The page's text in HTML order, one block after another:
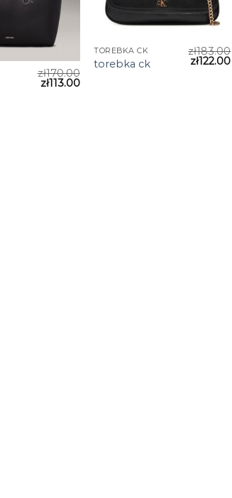
zł170.00
zł113.00
TOREBKA CK
torebka ck
zł183.00
zł122.00